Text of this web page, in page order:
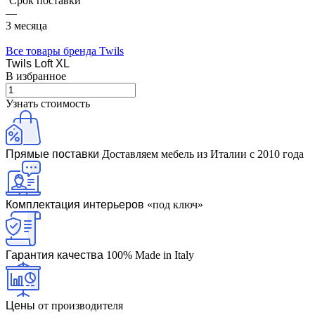
—
3 месяца
Все товары бренда Twils
Twils Loft XL
В избранное
Узнать стоимость
Прямые поставки Доставляем мебель из Италии с 2010 года
Комплектация интерьеров «под ключ»
Гарантия качества 100% Made in Italy
Цены от производителя